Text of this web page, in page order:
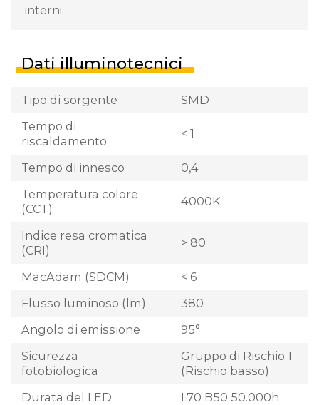
interni.
Dati illuminotecnici
Tipo di sorgente
SMD
Tempo di
riscaldamento
< 1
Tempo di innesco
0,4
Temperatura colore
(CCT)
4000K
Indice resa cromatica
(CRI)
> 80
MacAdam (SDCM)
< 6
Flusso luminoso (lm)
380
Angolo di emissione
95°
Sicurezza
fotobiologica
Gruppo di Rischio 1
(Rischio basso)
Durata del LED
L70 B50 50.000h